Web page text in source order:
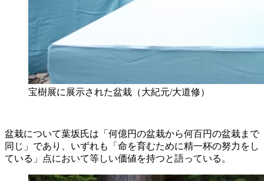
宝樹展に展示された盆栽（大紀元/大道修）
盆栽について葉坂氏は「何億円の盆栽から何百円の盆栽まで
同じ」であり、いずれも「命を育むために精一杯の努力をし
ている」点において等しい価値を持つと語っている。